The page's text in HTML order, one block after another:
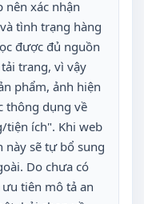
nên xác nhận
tình trạng hàng
được đủ nguồn
trang, vì vậy
phẩm, ảnh hiện
thông dụng về
tiện ích". Khi web
sẽ tự bổ sung
Do chưa có
tiên mô tả an